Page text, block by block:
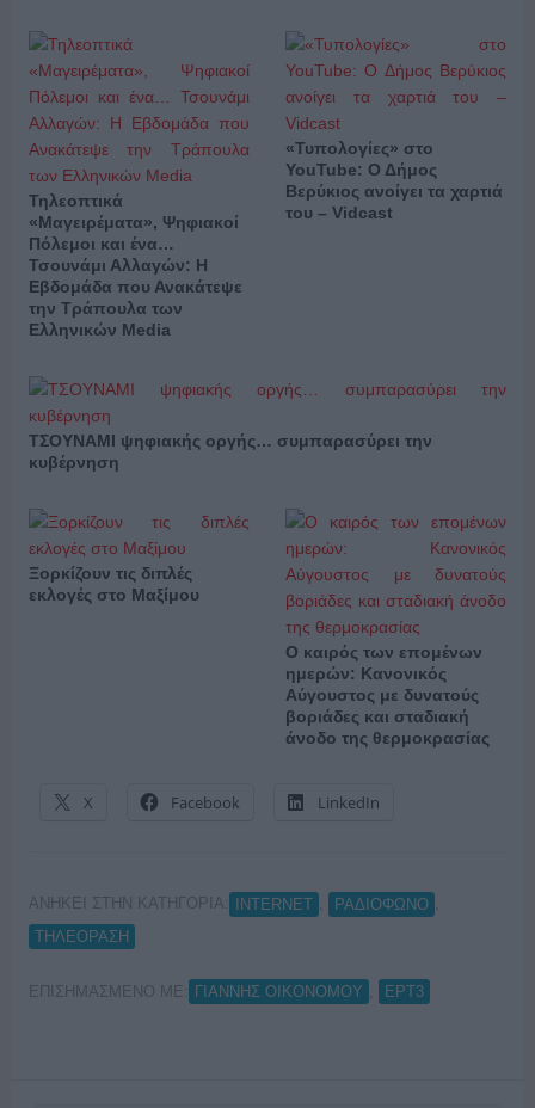
Τηλεοπτικά
«Μαγειρέματα», Ψηφιακοί
Πόλεμοι και ένα…
Τσουνάμι Αλλαγών: Η
Εβδομάδα που Ανακάτεψε
την Τράπουλα των
Ελληνικών Media
«Τυπολογίες» στο
YouTube: Ο Δήμος
Βερύκιος ανοίγει τα χαρτιά
του – Vidcast
ΤΣΟΥΝΑΜΙ ψηφιακής οργής… συμπαρασύρει την
κυβέρνηση
Ξορκίζουν τις διπλές
εκλογές στο Μαξίμου
Ο καιρός των επομένων
ημερών: Κανονικός
Αύγουστος με δυνατούς
βοριάδες και σταδιακή
άνοδο της θερμοκρασίας
X Facebook LinkedIn
ΑΝΗΚΕΙ ΣΤΗΝ ΚΑΤΗΓΟΡΙΑ: INTERNET ΡΑΔΙΟΦΩΝΟ
ΤΗΛΕΟΡΑΣΗ
ΕΠΙΣΗΜΑΣΜΕΝΟ ΜΕ: ΓΙΑΝΝΗΣ ΟΙΚΟΝΟΜΟΥ ΕΡΤ3